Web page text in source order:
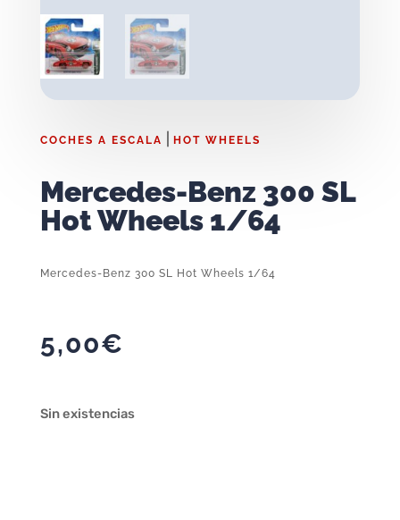
COCHES A ESCALA HOT WHEELS
Mercedes-Benz 300 SL
Hot Wheels 1/64
Mercedes-Benz 300 SL Hot Wheels 1/64
5,00€
Sin existencias